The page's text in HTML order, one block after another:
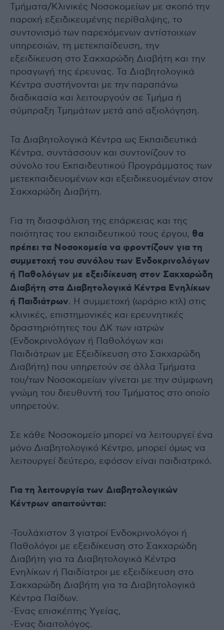
Τμήματα/Κλινικές Νοσοκομείων με σκοπό την
παροχή εξειδικευμένης περίθαλψης, το
συντονισμό των παρεχόμενων αντίστοιχων
υπηρεσιών, τη μετεκπαίδευση, την
εξειδίκευση στο Σακχαρώδη Διαβήτη και την
προαγωγή της έρευνας. Τα Διαβητολογικά
Κέντρα συστήνονται με την παραπάνω
διαδικασία και λειτουργούν σε Τμήμα ή
σύμπραξη Τμημάτων μετά από αξιολόγηση.
Τα Διαβητολογικά Κέντρα ως Εκπαιδευτικά
Κέντρα, συντάσσουν και συντονίζουν το
σύνολο του Εκπαιδευτικού Προγράμματος των
μετεκπαιδευομένων και εξειδικευομένων στον
Σακχαρώδη Διαβήτη.
Για τη διασφάλιση της επάρκειας και της
ποιότητας του εκπαιδευτικού τους έργου, θα
πρέπει τα Νοσοκομεία να φροντίζουν για τη
συμμετοχή του συνόλου των Ενδοκρινολόγων
ή Παθολόγων με εξειδίκευση στον Σακχαρώδη
Διαβήτη στα Διαβητολογικά Κέντρα Ενηλίκων
ή Παιδιάτρων. Η συμμετοχή (ωράριο κτλ) στις
κλινικές, επιστημονικές και ερευνητικές
δραστηριότητες του ΔΚ των ιατρών
(Ενδοκρινολόγων ή Παθολόγων και
Παιδιάτρων με Εξειδίκευση στο Σακχαρώδη
Διαβήτη) που υπηρετούν σε άλλα Τμήματα
του/των Νοσοκομείων γίνεται με την σύμφωνη
γνώμη του διευθυντή του Τμήματος στο οποίο
υπηρετούν.
Σε κάθε Νοσοκομείο μπορεί να λειτουργεί ένα
μόνο Διαβητολογικό Κέντρο, μπορεί όμως να
λειτουργεί δεύτερο, εφόσον είναι παιδιατρικό.
Για τη λειτουργία των Διαβητολογικών
Κέντρων απαιτούνται:
-Τουλάχιστον 3 γιατροί Ενδοκρινολόγοι ή
Παθολόγοι με εξειδίκευση στο Σακχαρώδη
Διαβήτη για τα Διαβητολογικά Κέντρα
Ενηλίκων ή Παιδίατροι με εξειδίκευση στο
Σακχαρώδη Διαβήτη για τα Διαβητολογικά
Κέντρα Παίδων.
-Ένας επισκέπτης Υγείας,
-Ένας διαιτολόγος.